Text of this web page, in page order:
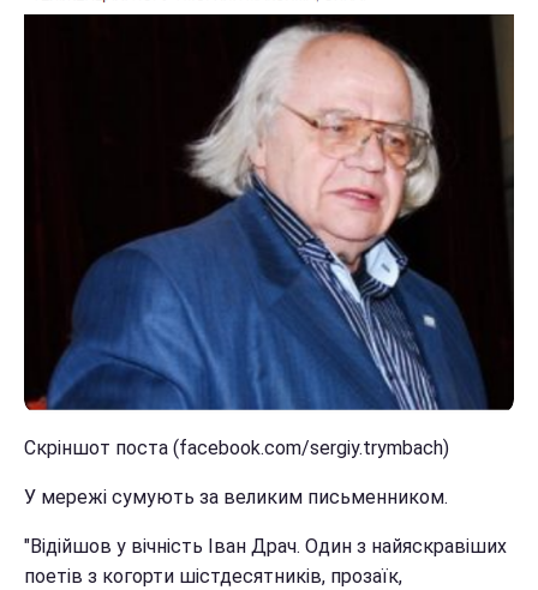
Скріншот поста (facebook.com/sergiy.trymbach)
У мережі сумують за великим письменником.
"Відійшов у вічність Іван Драч. Один з найяскравіших
поетів з когорти шістдесятників, прозаїк,